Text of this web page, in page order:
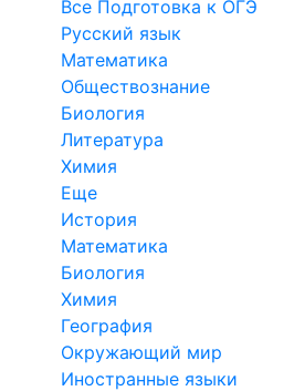
Все Подготовка к ОГЭ
Русский язык
Математика
Обществознание
Биология
Литература
Химия
Еще
История
Математика
Биология
Химия
География
Окружающий мир
Иностранные языки